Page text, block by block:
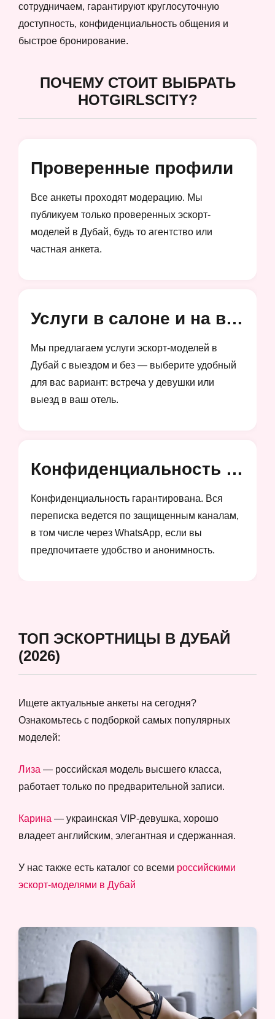
сотрудничаем, гарантируют круглосуточную
доступность, конфиденциальность общения и
быстрое бронирование.
ПОЧЕМУ СТОИТ ВЫБРАТЬ
HOTGIRLSCITY?
Проверенные профили
Все анкеты проходят модерацию. Мы
публикуем только проверенных эскорт-
моделей в Дубай, будь то агентство или
частная анкета.
Услуги в салоне и на выезд
Мы предлагаем услуги эскорт-моделей в
Дубай с выездом и без — выберите удобный
для вас вариант: встреча у девушки или
выезд в ваш отель.
Конфиденциальность и анонимность
Конфиденциальность гарантирована. Вся
переписка ведется по защищенным каналам,
в том числе через WhatsApp, если вы
предпочитаете удобство и анонимность.
ТОП ЭСКОРТНИЦЫ В ДУБАЙ
(2026)
Ищете актуальные анкеты на сегодня?
Ознакомьтесь с подборкой самых популярных
моделей:
Лиза — российская модель высшего класса,
работает только по предварительной записи.
Карина — украинская VIP-девушка, хорошо
владеет английским, элегантная и сдержанная.
У нас также есть каталог со всеми российскими
эскорт-моделями в Дубай